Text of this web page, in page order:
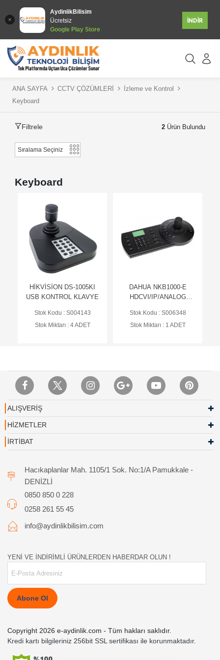
AydinlikBilisim
Ücretsiz
Google Play Store
İNDİR
ANA SAYFA CCTV ÇÖZÜMLERİ
İzleme ve Kontrol
Keyboard
Filtrele 2 Ürün Bulundu
Keyboard
HİKVİSİON DS-1005KI
USB KONTROL KLAVYE
Stok Kodu : S004143
Stok Miktarı : 4 ADET
DAHUA NKB1000-E
HDCVI/IP/ANALOG
Stok Kodu : S006348
Stok Miktarı : 1 ADET
ALIŞVERİŞ
HİZMETLER
İRTİBAT
Hacıkaplanlar Mah. 1105/1 Sok. No:1/A Pamukkale -
DENİZLİ
0850 850 0 228
0258 261 55 45
info@aydinlikbilisim.com
YENİ VE İNDİRİMLİ ÜRÜNLERDEN HABERDAR OLUN !
Abone Ol
Copyright 2026 e-aydinlik.com - Tüm hakları saklıdır.
Kredi kartı bilgileriniz 256bit SSL sertifikası ile korunmaktadır.